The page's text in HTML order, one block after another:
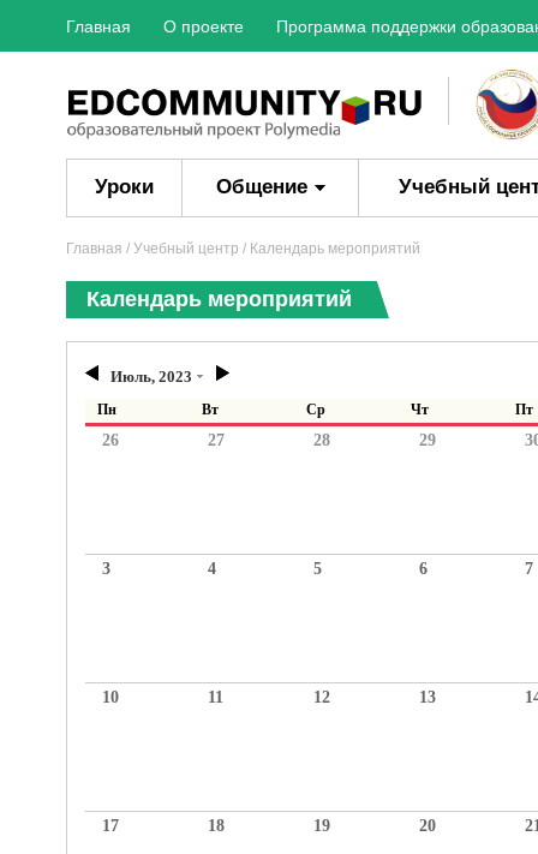
Главная О проекте Программа поддержки
Уроки Общение Учебный
Главная / Учебный центр / Календарь мероприятий
Календарь мероприятий
Июль, 2023
Пн Вт Ср Чт Пт
26 27 28 29
3 4 5 6 7
10 11 12 13
17 18 19 20